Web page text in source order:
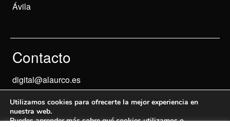
Ávila
Contacto
digital@alaurco.es
Utilizamos cookies para ofrecerte la mejor experiencia en
nuestra web.
Puedes aprender más sobre qué cookies utilizamos o